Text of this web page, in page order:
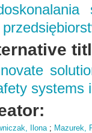
systems
Ilona; Mazurek,